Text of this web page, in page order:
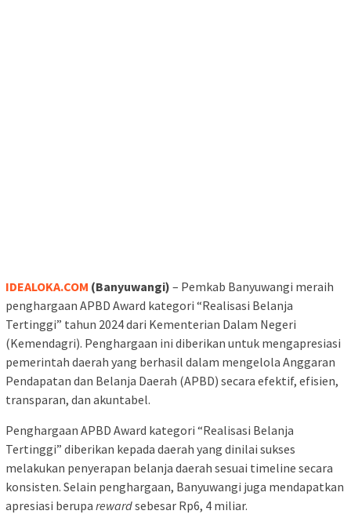
IDEALOKA.COM (Banyuwangi) – Pemkab Banyuwangi meraih
penghargaan APBD Award kategori “Realisasi Belanja
Tertinggi” tahun 2024 dari Kementerian Dalam Negeri
(Kemendagri). Penghargaan ini diberikan untuk mengapresiasi
pemerintah daerah yang berhasil dalam mengelola Anggaran
Pendapatan dan Belanja Daerah (APBD) secara efektif, efisien,
transparan, dan akuntabel.
Penghargaan APBD Award kategori “Realisasi Belanja
Tertinggi” diberikan kepada daerah yang dinilai sukses
melakukan penyerapan belanja daerah sesuai timeline secara
konsisten. Selain penghargaan, Banyuwangi juga mendapatkan
apresiasi berupa rewardsebesar Rp6, 4 miliar.